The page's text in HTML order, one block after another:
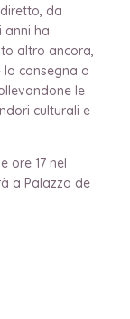
da
anni ha
altro ancora,
consegna a
le
culturali e
ore 17 nel
a Palazzo de